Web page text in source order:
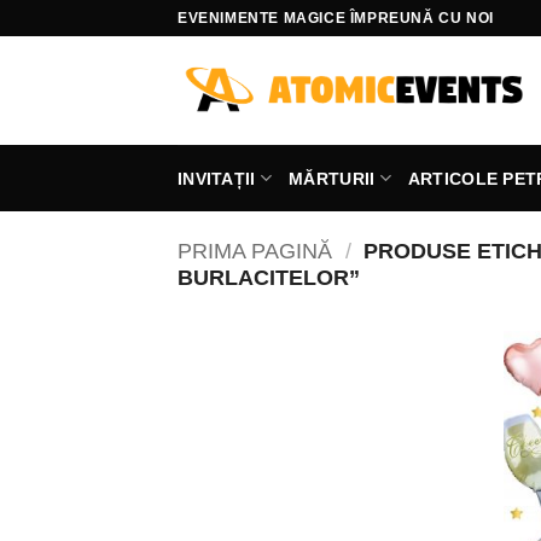
EVENIMENTE MAGICE ÎMPREUNĂ CU NOI
INVITAȚII MĂRTURII ARTICOLE
PRIMA PAGINĂ / PRODUSE
BURLACITELOR”